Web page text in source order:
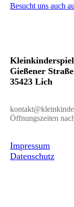
Besucht uns auch
Gießener
35423 Lich
Öffnungszeiten
Impressum
Datenschutz